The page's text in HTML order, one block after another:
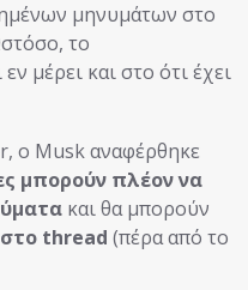
μηνυμάτων στο
το
μέρει και στο ότι έχει
ο Musk αναφέρθηκε
μπορούν πλέον να
και θα μπορούν
thread (πέρα από το